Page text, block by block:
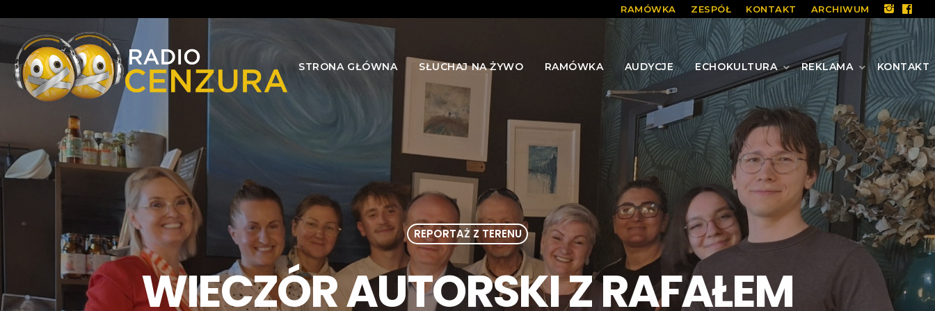
RAMÓWKA ZESPÓŁ KONTAKT ARCHIWUM
STRONA GŁÓWNA SŁUCHAJ NA ŻYWO RAMÓWKA AUDYCJE ECHOKULTURA REKLAMA KONTAKT
REPORTAŻ Z TERENU
WIECZÓR AUTORSKI Z RAFAŁEM